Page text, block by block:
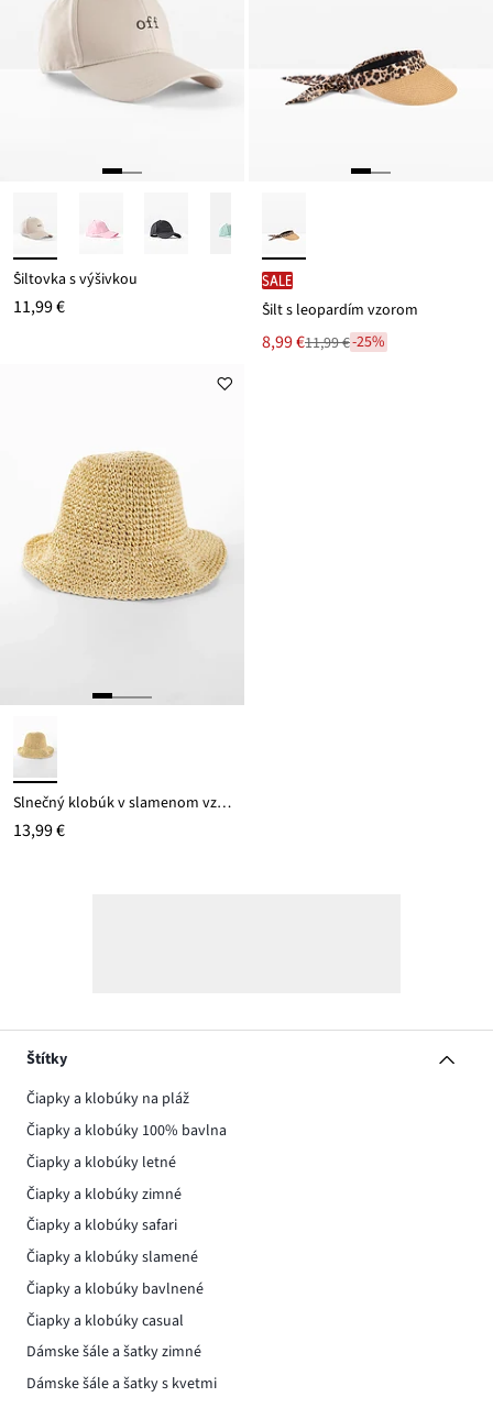
Šiltovka s výšivkou
11,99 €
SALE
Šilt s leopardím vzorom
Nová
cena
8,99 €
Zľava11,99 €-25%
Slnečný klobúk v slamenom vzhľade
13,99 €
Štítky
Čiapky a klobúky na pláž
Čiapky a klobúky 100% bavlna
Čiapky a klobúky letné
Čiapky a klobúky zimné
Čiapky a klobúky safari
Čiapky a klobúky slamené
Čiapky a klobúky bavlnené
Čiapky a klobúky casual
Dámske šále a šatky zimné
Dámske šále a šatky s kvetmi